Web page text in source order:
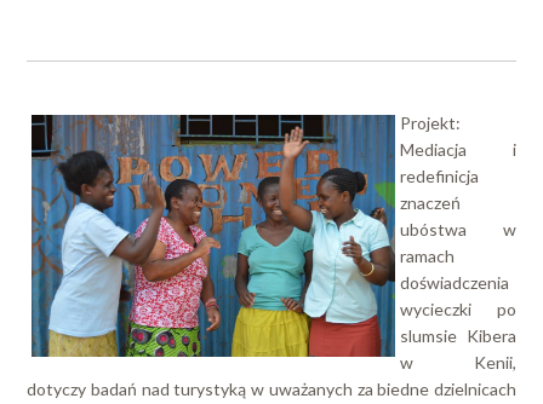
Projekt:
Mediacja i
redefinicja
znaczeń
ubóstwa w
ramach
doświadczenia
wycieczki po
slumsie Kibera
w Kenii,
dotyczy badań nad turystyką w uważanych za biedne dzielnicach